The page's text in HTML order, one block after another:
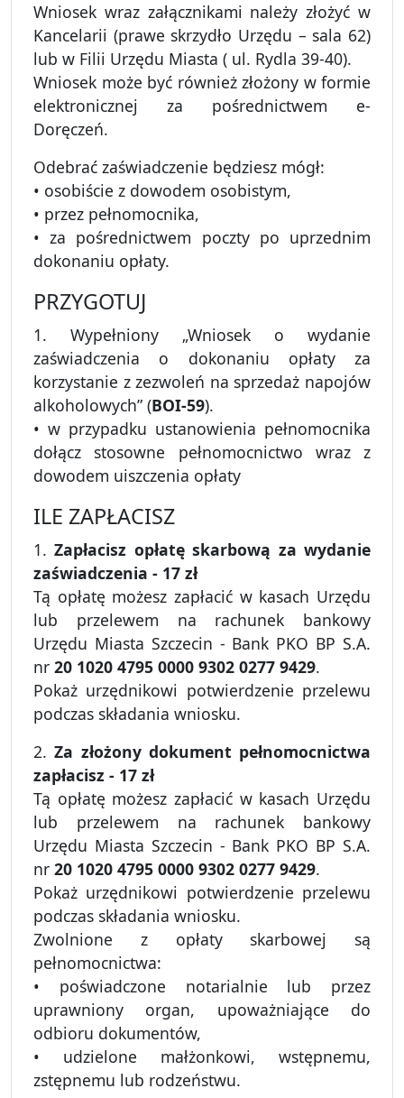
Wniosek wraz załącznikami należy złożyć w
Kancelarii (prawe skrzydło Urzędu – sala 62)
lub w Filii Urzędu Miasta ( ul. Rydla 39-40).
Wniosek może być również złożony w formie
elektronicznej za pośrednictwem e-
Doręczeń.
Odebrać zaświadczenie będziesz mógł:
• osobiście z dowodem osobistym,
• przez pełnomocnika,
• za pośrednictwem poczty po uprzednim
dokonaniu opłaty.
PRZYGOTUJ
1. Wypełniony „Wniosek o wydanie
zaświadczenia o dokonaniu opłaty za
korzystanie z zezwoleń na sprzedaż napojów
alkoholowych” (BOI-59).
• w przypadku ustanowienia pełnomocnika
dołącz stosowne pełnomocnictwo wraz z
dowodem uiszczenia opłaty
ILE ZAPŁACISZ
1.Zapłacisz opłatę skarbową za wydanie
zaświadczenia - 17 zł
Tą opłatę możesz zapłacić w kasach Urzędu
lub przelewem na rachunek bankowy
Urzędu Miasta Szczecin - Bank PKO BP S.A.
nr 20 1020 4795 0000 9302 0277 9429.
Pokaż urzędnikowi potwierdzenie przelewu
podczas składania wniosku.
2.Za złożony dokument pełnomocnictwa
zapłacisz - 17 zł
Tą opłatę możesz zapłacić w kasach Urzędu
lub przelewem na rachunek bankowy
Urzędu Miasta Szczecin - Bank PKO BP S.A.
nr 20 1020 4795 0000 9302 0277 9429.
Pokaż urzędnikowi potwierdzenie przelewu
podczas składania wniosku.
Zwolnione z opłaty skarbowej są
pełnomocnictwa:
• poświadczone notarialnie lub przez
uprawniony organ, upoważniające do
odbioru dokumentów,
• udzielone małżonkowi, wstępnemu,
zstępnemu lub rodzeństwu.